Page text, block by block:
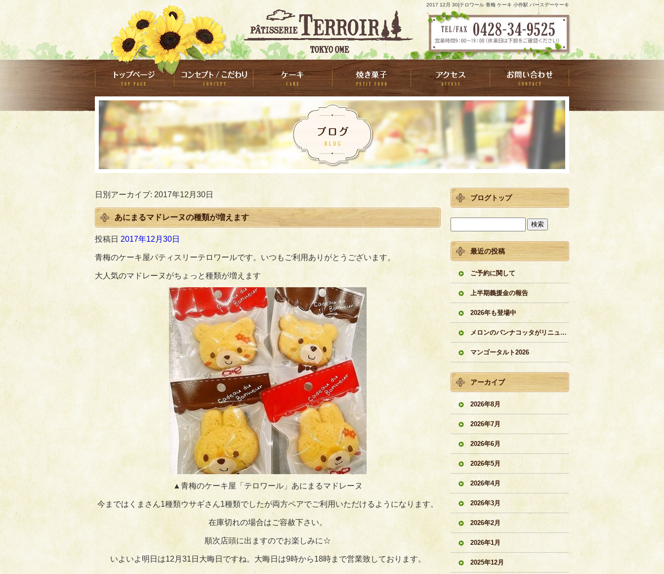
2017 12月 30|テロワール 青梅 ケーキ 小作駅 バースデーケーキ
日別アーカイブ: 2017年12月30日
あにまるマドレーヌの種類が増えます
投稿日 2017年12月30日
青梅のケーキ屋パティスリーテロワールです。いつもご利用ありがとうございます。
大人気のマドレーヌがちょっと種類が増えます
▲青梅のケーキ屋「テロワール」あにまるマドレーヌ
今まではくまさん1種類ウサギさん1種類でしたが両方ペアでご利用いただけるようになります。
在庫切れの場合はご容赦下さい。
順次店頭に出ますのでお楽しみに☆
いよいよ明日は12月31日大晦日ですね。大晦日は9時から18時まで営業致しております。
ブログトップ
最近の投稿
ご予約に関して
上半期義援金の報告
2026年も登場中
メロンのパンナコッタがリニューアル
マンゴータルト2026
アーカイブ
2026年8月
2026年7月
2026年6月
2026年5月
2026年4月
2026年3月
2026年2月
2026年1月
2025年12月